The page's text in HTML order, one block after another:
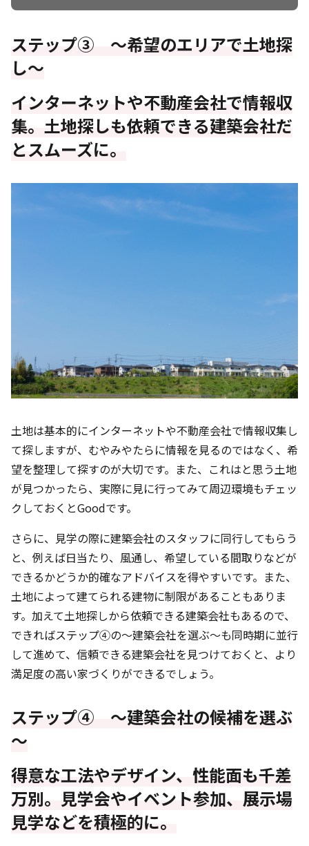
ステップ③ ～希望のエリアで土地探
し～
インターネットや不動産会社で情報収
集。土地探しも依頼できる建築会社だ
とスムーズに。
土地は基本的にインターネットや不動産会社で情報収集し
て探しますが、むやみやたらに情報を見るのではなく、希
望を整理して探すのが大切です。また、これはと思う土地
が見つかったら、実際に見に行ってみて周辺環境もチェッ
クしておくとGoodです。
さらに、見学の際に建築会社のスタッフに同行してもらう
と、例えば日当たり、風通し、希望している間取りなどが
できるかどうか的確なアドバイスを得やすいです。また、
土地によって建てられる建物に制限があることもありま
す。加えて土地探しから依頼できる建築会社もあるので、
できればステップ④の～建築会社を選ぶ～も同時期に並行
して進めて、信頼できる建築会社を見つけておくと、より
満足度の高い家づくりができるでしょう。
ステップ④ ～建築会社の候補を選ぶ
～
得意な工法やデザイン、性能面も千差
万別。見学会やイベント参加、展示場
見学などを積極的に。